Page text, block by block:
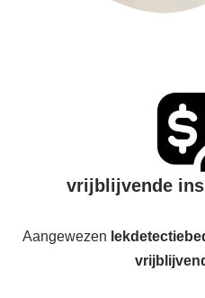
vrijblijvende
Aangewezen